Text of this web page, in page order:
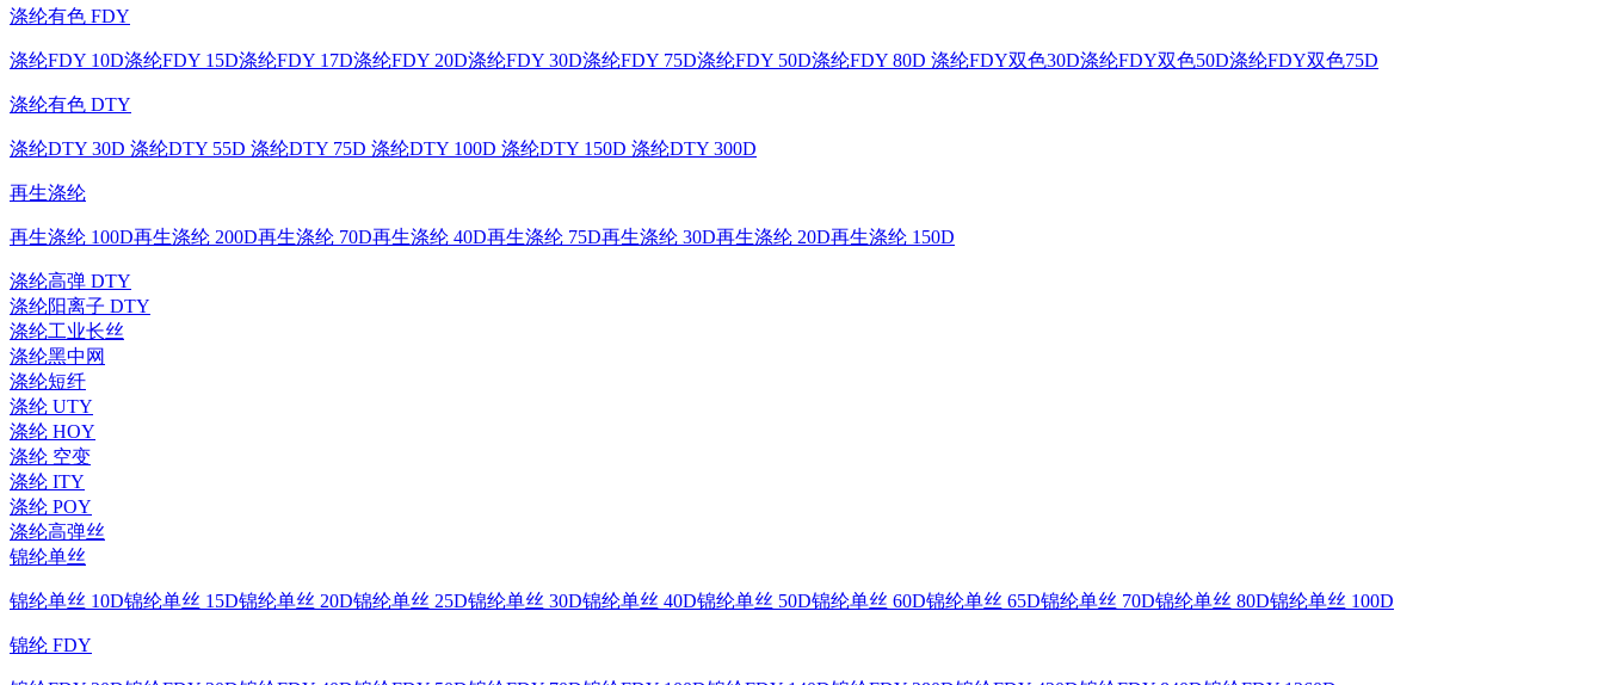
涤纶有色 FDY
涤纶FDY 10D涤纶FDY 15D涤纶FDY 17D涤纶FDY 20D涤纶FDY 30D涤纶FDY 75D涤纶FDY 50D涤纶FDY 80D 涤纶FDY双色30D涤纶FDY双色50D涤纶FDY双色75D
涤纶有色 DTY
涤纶DTY 30D 涤纶DTY 55D 涤纶DTY 75D 涤纶DTY 100D 涤纶DTY 150D 涤纶DTY 300D
再生涤纶
再生涤纶 100D再生涤纶 200D再生涤纶 70D再生涤纶 40D再生涤纶 75D再生涤纶 30D再生涤纶 20D再生涤纶 150D
涤纶高弹 DTY
涤纶阳离子 DTY
涤纶工业长丝
涤纶黑中网
涤纶短纤
涤纶 UTY
涤纶 HOY
涤纶 空变
涤纶 ITY
涤纶 POY
涤纶高弹丝
锦纶单丝
锦纶单丝 10D锦纶单丝 15D锦纶单丝 20D锦纶单丝 25D锦纶单丝 30D锦纶单丝 40D锦纶单丝 50D锦纶单丝 60D锦纶单丝 65D锦纶单丝 70D锦纶单丝 80D锦纶单丝 100D
锦纶 FDY